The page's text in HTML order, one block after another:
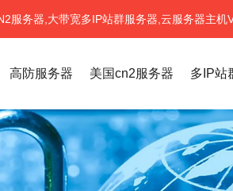
服务器,大带宽多IP站群服务器,云服务器主
高防服务器 美国cn2服务器 多IP站